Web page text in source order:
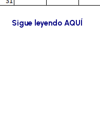
Sigue leyendo AQUÍ